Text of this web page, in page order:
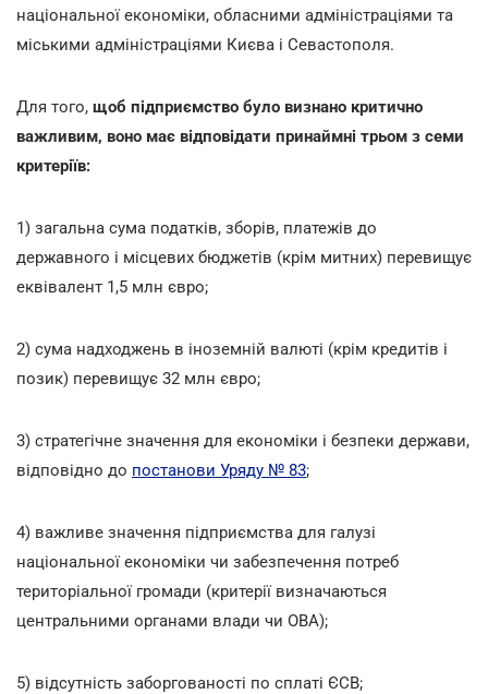
національної економіки, обласними адміністраціями та
міськими адміністраціями Києва і Севастополя.
Для того, щоб підприємство було визнано критично
важливим, воно має відповідати принаймні трьом з семи
критеріїв:
1) загальна сума податків, зборів, платежів до
державного і місцевих бюджетів (крім митних) перевищує
еквівалент 1,5 млн євро;
2) сума надходжень в іноземній валюті (крім кредитів і
позик) перевищує 32 млн євро;
3) стратегічне значення для економіки і безпеки держави,
відповідно до постанови Уряду № 83;
4) важливе значення підприємства для галузі
національної економіки чи забезпечення потреб
територіальної громади (критерії визначаються
центральними органами влади чи ОВА);
5) відсутність заборгованості по сплаті ЄСВ;